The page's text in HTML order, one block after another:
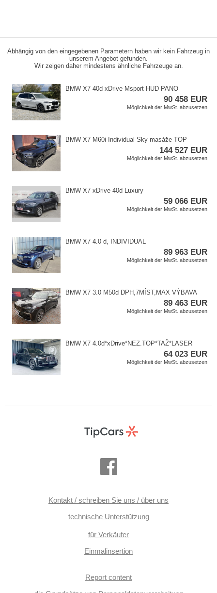
Abhängig von den eingegebenen Parametern haben wir kein Fahrzeug in
unserem Angebot gefunden.
Wir zeigen daher mindestens ähnliche Fahrzeuge an.
BMW X7 40d xDrive Msport HUD PANO
90 458 EUR
Möglichkeit der MwSt. abzusetzen
BMW X7 M60i Individual Sky masáže TOP
144 527 EUR
Möglichkeit der MwSt. abzusetzen
BMW X7 xDrive 40d Luxury
59 066 EUR
Möglichkeit der MwSt. abzusetzen
BMW X7 4.0 d,​ INDIVIDUAL
89 963 EUR
Möglichkeit der MwSt. abzusetzen
BMW X7 3.0 M50d DPH,​7MÍST,​MAX VÝBAVA
89 463 EUR
Möglichkeit der MwSt. abzusetzen
BMW X7 4.0d​*xDrive​*NEZ.TOP​*TAŽ​*LASER
64 023 EUR
Möglichkeit der MwSt. abzusetzen
Kontakt / schreiben Sie uns / über uns
technische Unterstützung
für Verkäufer
Einmalinsertion
Report content